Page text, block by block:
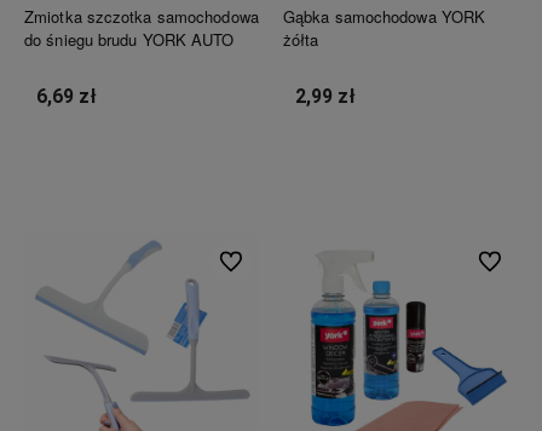
Zmiotka szczotka samochodowa
do śniegu brudu YORK AUTO
6,69 zł
Gąbka samochodowa YORK
żółta
2,99 zł
Do ulubionych Do